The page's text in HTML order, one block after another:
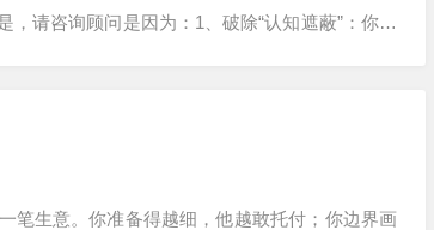
请咨询顾问是因为：1、破除“认知遮蔽”：你需
笔生意。你准备得越细，他越敢托付；你边界画